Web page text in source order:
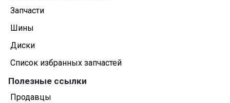
Запчасти
Шины
Диски
Список избранных запчастей
Полезные ссылки
Продавцы